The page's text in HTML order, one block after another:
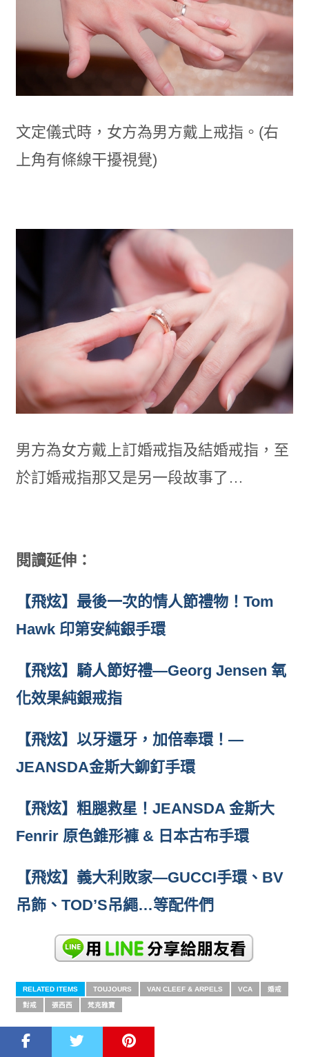
文定儀式時，女方為男方戴上戒指。(右
上角有條線干擾視覺)
男方為女方戴上訂婚戒指及結婚戒指，至
於訂婚戒指那又是另一段故事了…
閱讀延伸：
【飛炫】最後一次的情人節禮物！Tom
Hawk 印第安純銀手環
【飛炫】騎人節好禮—Georg Jensen 氧
化效果純銀戒指
【飛炫】以牙還牙，加倍奉環！—
JEANSDA金斯大鉚釘手環
【飛炫】粗腿救星！JEANSDA 金斯大
Fenrir 原色錐形褲 & 日本古布手環
【飛炫】義大利敗家—GUCCI手環、BV
吊飾、TOD’S吊繩…等配件們
RELATED ITEMS TOUJOURS VAN CLEEF & ARPELS VCA 婚戒
對戒 張西西 梵克雅寶